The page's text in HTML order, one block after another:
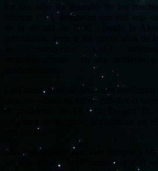
En tan sólo un ejemplo de los
informe FSB, demuestra que con esta
de la década de 1930, cuando la
submarinos, durante los cuatro años de
se construyeron 1,163
tecnológicamente en sus astilleros
LosDocumentos de Snowden confirman
dice, los «Blancos Altos» (nórdicos)
el presidente de EE.UU. Dwight D.
establecido.
Más preocupante aún, este informe FSB
los «Nórdicos» implementada por el